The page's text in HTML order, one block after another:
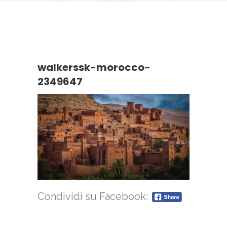
walkerssk-morocco-
2349647
Condividi su Facebook: